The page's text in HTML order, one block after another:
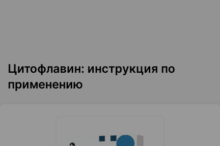
Цитофлавин: инструкция по
применению